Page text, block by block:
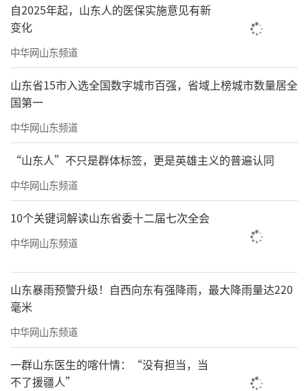
自2025年起，山东人的医保实施意见有新
变化
中华网山东频道
山东省15市入选全国数字城市百强，省域上榜城市数量居全
国第一
中华网山东频道
“山东人”不只是群体标签，更是英雄主义的普遍认同
中华网山东频道
10个关键词解读山东省委十二届七次全会
中华网山东频道
山东暴雨预警升级！自西向东有强降雨，最大降雨量达220
毫米
中华网山东频道
一群山东医生的喀什情：“没有担当，当
不了援疆人”